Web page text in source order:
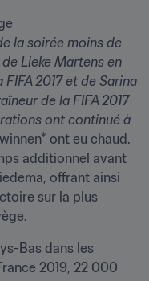
la soirée moins de
Lieke Martens en
2017 et de Sarina
de la FIFA 2017
ont continué à
ont eu chaud.
additionnel avant
offrant ainsi
sur la plus
Bas dans les
2019, 22 000